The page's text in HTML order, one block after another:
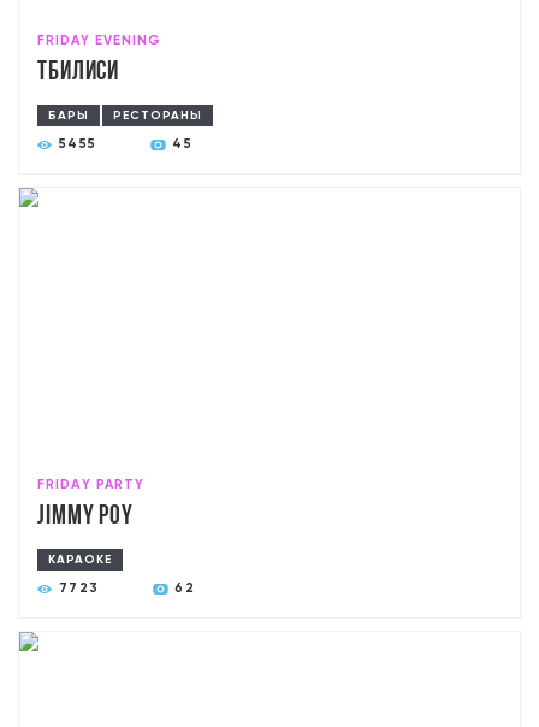
FRIDAY EVENING
Тбилиси
БАРЫ РЕСТОРАНЫ
5455 45
FRIDАY PARTY
Jimmy poy
КАРАОКЕ
7723 62